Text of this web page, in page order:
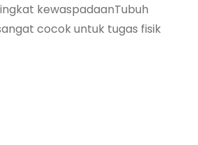
kewaspadaanTubuh
cocok untuk tugas fisik